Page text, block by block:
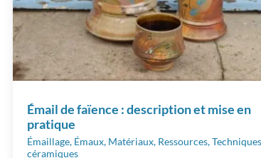
Émail de faïence : description et mise en
pratique
Émaillage, Émaux, Matériaux, Ressources,
céramiques